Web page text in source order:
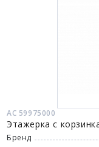
АС 59975000
Этажерка с
Бренд